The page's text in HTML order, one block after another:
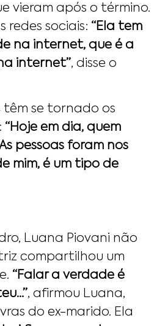
vieram após o término.
redes sociais: “Ela tem
na internet, que é a
internet”, disse o
se tornado os
“Hoje em dia, quem
pessoas foram nos
mim, é um tipo de
Luana Piovani não
compartilhou um
“Falar a verdade é
, afirmou Luana,
do ex-marido. Ela